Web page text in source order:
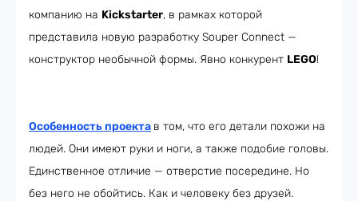
компанию на Kickstarter, в рамках которой
представила новую разработку Souper Connect —
конструктор необычной формы. Явно конкурент LEGO!
Особенность проекта в том, что его детали похожи на
людей. Они имеют руки и ноги, а также подобие головы.
Единственное отличие — отверстие посередине. Но
без него не обойтись. Как и человеку без друзей.